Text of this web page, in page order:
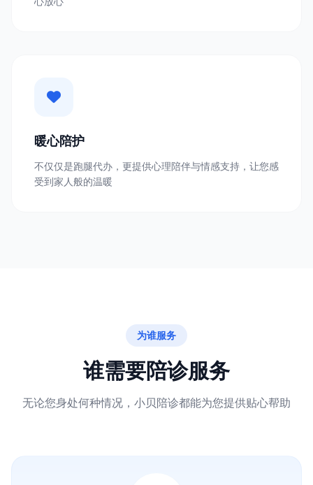
暖心陪护
不仅仅是跑腿代办，更提供心理陪伴与情感支持，让您感
受到家人般的温暖
为谁服务
谁需要陪诊服务
无论您身处何种情况，小贝陪诊都能为您提供贴心帮助